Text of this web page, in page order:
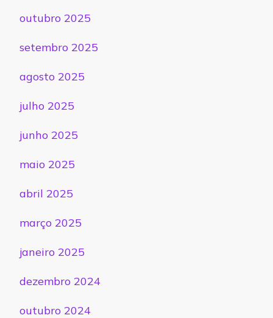
outubro 2025
setembro 2025
agosto 2025
julho 2025
junho 2025
maio 2025
abril 2025
março 2025
janeiro 2025
dezembro 2024
outubro 2024